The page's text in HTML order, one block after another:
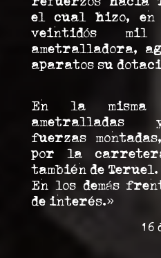
el cual hizo, en
veintidós mil
ametralladora,
aparatos su
En la misma
ametralladas
fuerzas
por la
también de Teruel.
En los demás
de interés.»
16